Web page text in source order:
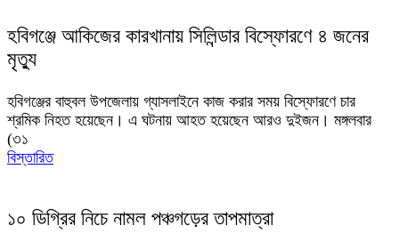
হবিগঞ্জে আকিজের কারখানায় সিলিন্ডার বিস্ফোরণে ৪ জনের
মৃত্যু
হবিগঞ্জের বাহুবল উপজেলায় গ্যাসলাইনে কাজ করার সময় বিস্ফোরণে চার
শ্রমিক নিহত হয়েছেন। এ ঘটনায় আহত হয়েছেন আরও দুইজন। মঙ্গলবার
(৩১
বিস্তারিত
১০ ডিগ্রির নিচে নামল পঞ্চগড়ের তাপমাত্রা